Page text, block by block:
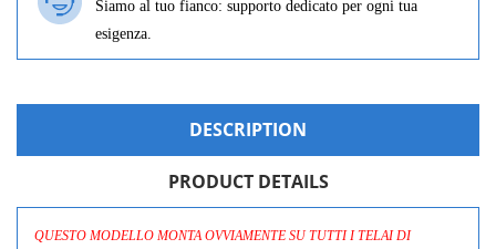
Siamo al tuo fianco: supporto dedicato per ogni tua
esigenza.
DESCRIPTION
PRODUCT DETAILS
QUESTO MODELLO MONTA OVVIAMENTE SU TUTTI I TELAI DI